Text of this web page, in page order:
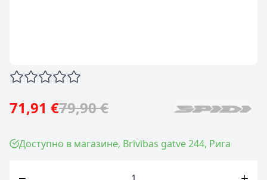
71,91 €79,90 €
Доступно в магазине, Brīvības gatve 244, Рига